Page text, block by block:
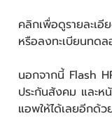
คลิกเพื่อดูรายละเอี
หรือลงทะเบียนทด
นอกจากนี้ Flash
ประกันสังคม และห
แอพให้ได้เลยอีกด้ว